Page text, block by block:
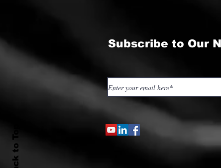
Back to Top
Subscribe to Our